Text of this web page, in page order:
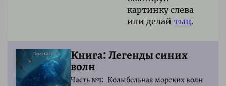
картинку слева
или делай тыц.
Книга: Легенды синих
волн
Часть №1
Колыбельная морских волн